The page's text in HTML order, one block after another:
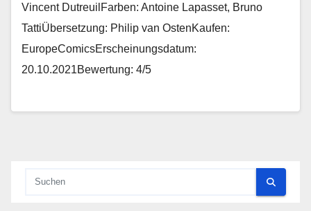
Vincent DutreuilFarben: Antoine Lapasset, Bruno
TattiÜbersetzung: Philip van OstenKaufen:
EuropeComicsErscheinungsdatum:
20.10.2021Bewertung: 4/5